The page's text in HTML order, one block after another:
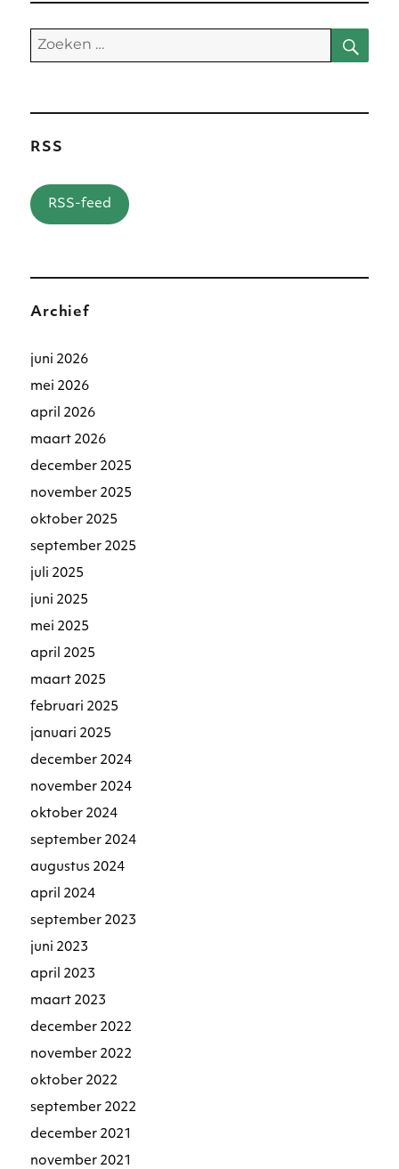
Zoeken
naar:
RSS
RSS-feed
Archief
juni 2026
mei 2026
april 2026
maart 2026
december 2025
november 2025
oktober 2025
september 2025
juli 2025
juni 2025
mei 2025
april 2025
maart 2025
februari 2025
januari 2025
december 2024
november 2024
oktober 2024
september 2024
augustus 2024
april 2024
september 2023
juni 2023
april 2023
maart 2023
december 2022
november 2022
oktober 2022
september 2022
december 2021
november 2021